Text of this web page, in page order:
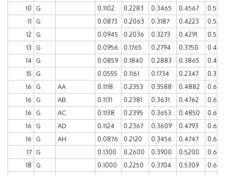
10
G 0.1102 0.2283 0.3465 0.4567
11
G 0.0873 0.2063 0.3187 0.4223
12
G 0.0945 0.2036 0.3273 0.4291
13
G 0.0956 0.1765 0.2794 0.3750
14
G 0.0859 0.1840 0.2883 0.3865
15
G 0.0555 0.1161 0.1734 0.2347
16
G AA 0.1118 0.2353 0.3588 0.4882
16
G AB 0.1131 0.2381 0.3631 0.4762
16
G AC 0.1138 0.2395 0.3653 0.4850
16
G AD 0.1124 0.2367 0.3609 0.4793
16
G AH 0.0876 0.2120 0.3456 0.4747
17
G 0.1300 0.2600 0.3900 0.5200
18
G 0.1000 0.2250 0.3704 0.5309